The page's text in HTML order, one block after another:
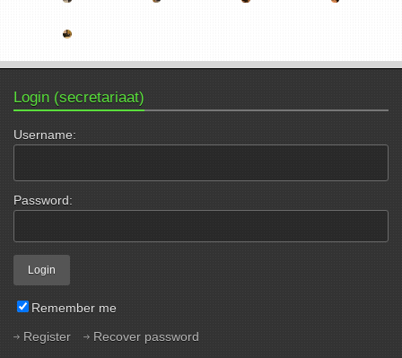
Login (secretariaat)
Username:
Password:
Remember me
Register
Recover password